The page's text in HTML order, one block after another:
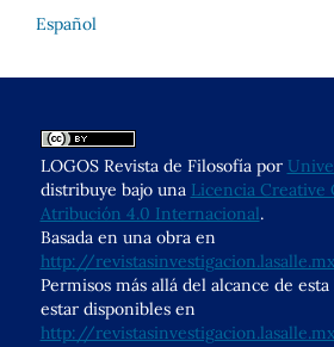
Español
LOGOS Revista de Filosofía por
distribuye bajo una Licencia Creative
Atribución 4.0 Internacional.
Basada en una obra en
http://
Permisos más allá del alcance de
estar disponibles en
http://